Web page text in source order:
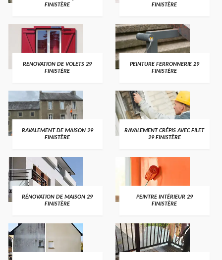
FINISTÈRE
FINISTÈRE
RENOVATION DE VOLETS 29
FINISTÈRE
PEINTURE FERRONNERIE 29
FINISTÈRE
RAVALEMENT DE MAISON 29
FINISTÈRE
RAVALEMENT CRÉPIS AVEC FILET
29 FINISTÈRE
RÉNOVATION DE MAISON 29
FINISTÈRE
PEINTRE INTÉRIEUR 29
FINISTÈRE